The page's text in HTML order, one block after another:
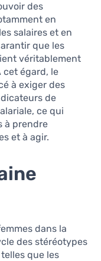
des
en
salaires et en
que les
véritablement
cet égard, le
à exiger des
de
ce qui
à prendre
et à agir.
dans la
des stéréotypes
telles que les